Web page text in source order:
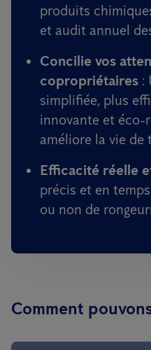
produits
et audit annuel
Concilie vos
copropriétaires :
simplifiée, plus
innovante et éco-
améliore la vie de
Efficacité réelle
précis et en
ou non de
Comment